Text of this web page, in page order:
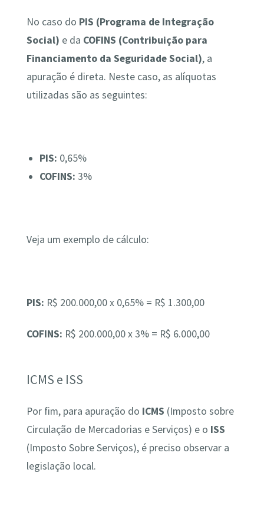
No caso do PIS (Programa de Integração
Social) e da COFINS (Contribuição para
Financiamento da Seguridade Social), a
apuração é direta. Neste caso, as alíquotas
utilizadas são as seguintes:
PIS: 0,65%
COFINS:3%
Veja um exemplo de cálculo:
PIS: R$ 200.000,00 x 0,65% = R$ 1.300,00
COFINS: R$ 200.000,00 x 3% = R$ 6.000,00
ICMS e ISS
Por fim, para apuração do ICMS (Imposto sobre
Circulação de Mercadorias e Serviços) e o ISS
(Imposto Sobre Serviços), é preciso observar a
legislação local.